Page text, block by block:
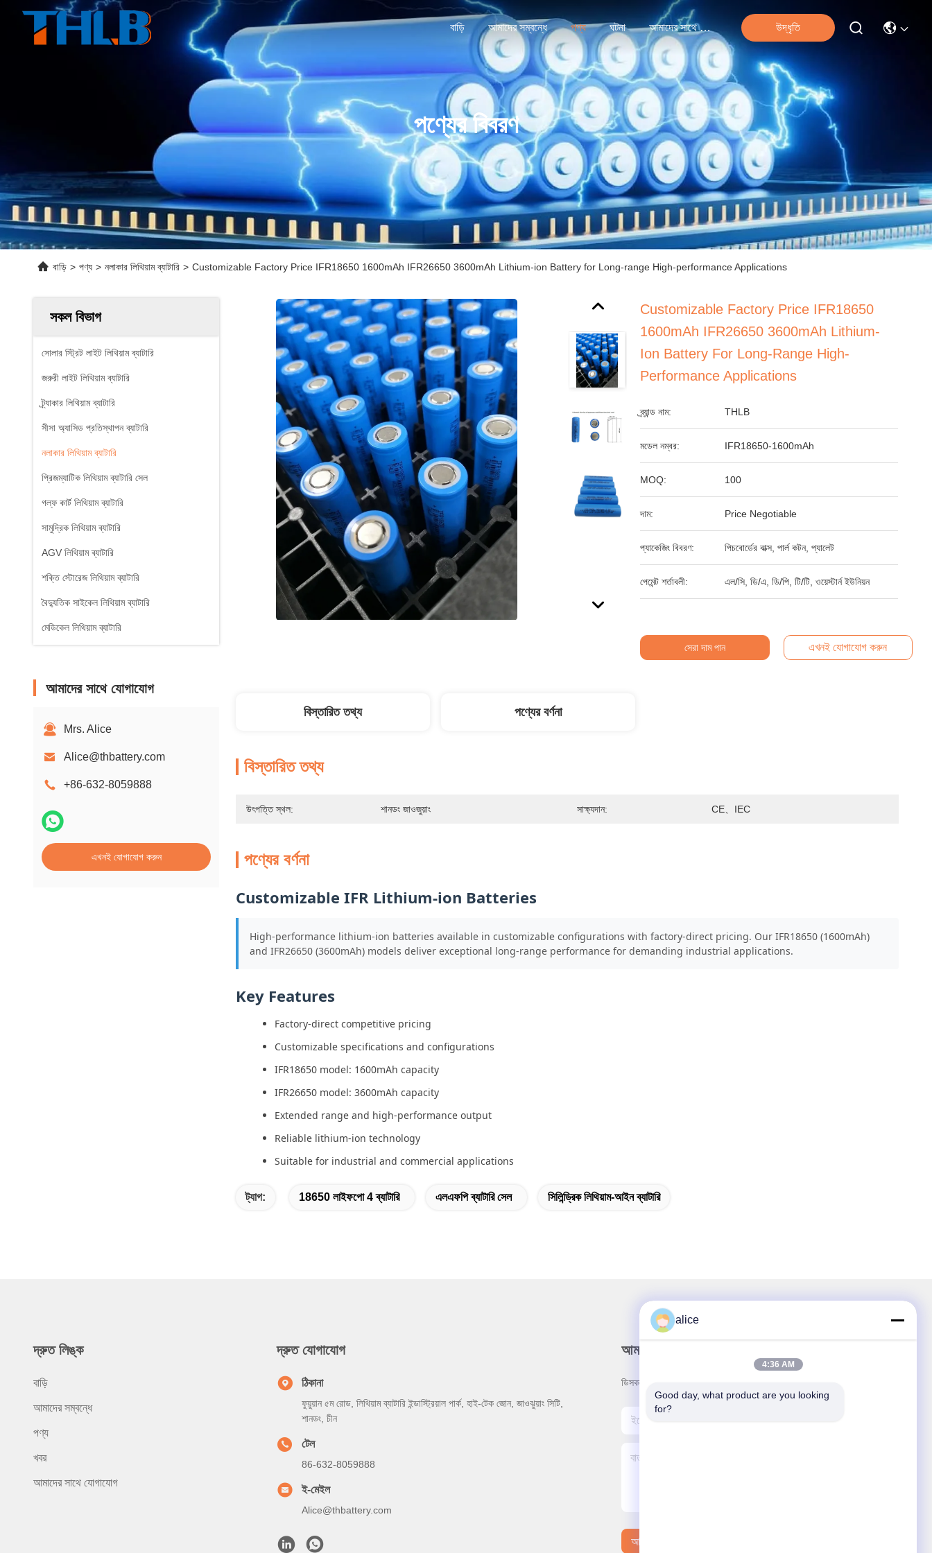
বাড়ি আমাদের সম্বন্ধে পণ্য ঘটনা আমাদের সাথে যোগাযোগ উদ্ধৃতি
পণ্যের বিবরণ
বাড়ি > পণ্য > নলাকার লিথিয়াম ব্যাটারি > Customizable Factory Price IFR18650 1600mAh IFR26650 3600mAh Lithium-ion Battery for Long-range High-performance Applications
সকল বিভাগ
সোলার স্ট্রিট লাইট লিথিয়াম ব্যাটারি
জরুরী লাইট লিথিয়াম ব্যাটারি
ট্র্যাকার লিথিয়াম ব্যাটারি
সীসা অ্যাসিড প্রতিস্থাপন ব্যাটারি
নলাকার লিথিয়াম ব্যাটারি
প্রিজম্যাটিক লিথিয়াম ব্যাটারি সেল
গল্ফ কার্ট লিথিয়াম ব্যাটারি
সামুদ্রিক লিথিয়াম ব্যাটারি
AGV লিথিয়াম ব্যাটারি
শক্তি স্টোরেজ লিথিয়াম ব্যাটারি
বৈদ্যুতিক সাইকেল লিথিয়াম ব্যাটারি
মেডিকেল লিথিয়াম ব্যাটারি
আমাদের সাথে যোগাযোগ
Mrs. Alice
Alice@thbattery.com
+86-632-8059888
এখনই যোগাযোগ করুন
Customizable Factory Price IFR18650
1600mAh IFR26650 3600mAh Lithium-
Ion Battery For Long-Range High-
Performance Applications
ব্র্যান্ড নাম: THLB
মডেল নম্বর: IFR18650-1600mAh
MOQ: 100
দাম: Price Negotiable
প্যাকেজিং বিবরণ: পিচবোর্ডের বাক্স, পার্ল কটন, প্যালেট
পেমেন্ট শর্তাবলী: এল/সি, ডি/এ, ডি/পি, টি/টি, ওয়েস্টার্ন ইউনিয়ন
সেরা দাম পান এখনই যোগাযোগ করুন
বিস্তারিত তথ্য পণ্যের বর্ণনা
বিস্তারিত তথ্য
উৎপত্তি স্থল: শানডং জাওজুয়াং সাক্ষ্যদান: CE、IEC
পণ্যের বর্ণনা
Customizable IFR Lithium-ion Batteries
High-performance lithium-ion batteries available in customizable configurations with factory-direct pricing. Our IFR18650 (1600mAh)
and IFR26650 (3600mAh) models deliver exceptional long-range performance for demanding industrial applications.
Key Features
Factory-direct competitive pricing
Customizable specifications and configurations
IFR18650 model: 1600mAh capacity
IFR26650 model: 3600mAh capacity
Extended range and high-performance output
Reliable lithium-ion technology
Suitable for industrial and commercial applications
ট্যাগ: 18650 লাইফপো 4 ব্যাটারি এলএফপি ব্যাটারি সেল সিলিন্ড্রিক লিথিয়াম-আইন ব্যাটারি
দ্রুত লিঙ্ক
বাড়ি
আমাদের সম্বন্ধে
পণ্য
খবর
আমাদের সাথে যোগাযোগ
দ্রুত যোগাযোগ
ঠিকানা
ফুয়ুয়ান ৫ম রোড, লিথিয়াম ব্যাটারি ইন্ডাস্ট্রিয়াল পার্ক, হাই-টেক জোন, জাওঝুয়াং সিটি,
শানডং, চীন
টেল
86-632-8059888
ই-মেইল
Alice@thbattery.com
আমাদের নিউজলেটার
ডিসকাউন্ট এবং আরো জন্য আমাদের নিউজলেটার সদস্যতা.
আমাদের সাথে যোগাযোগ
alice
4:36 AM
Good day, what product are you looking
for?